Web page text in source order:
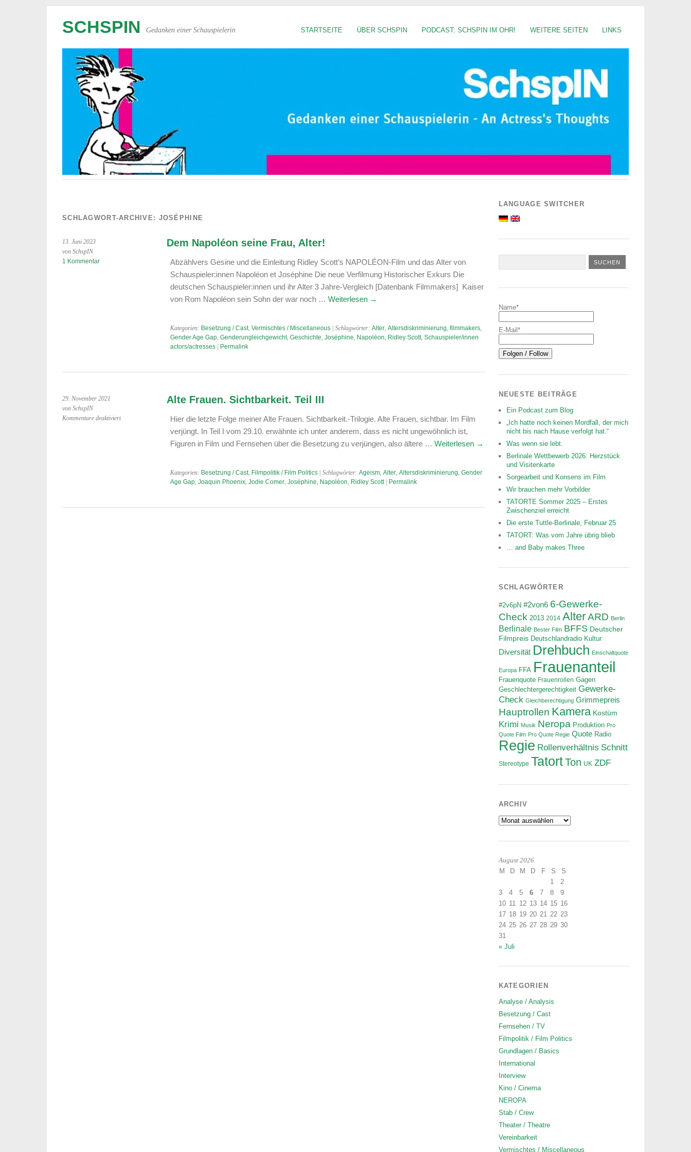
STARTSEITE ÜBER SCHSPIN PODCAST: SCHSPIN IM OHR! WEITERE SEITEN LINKS
SCHSPIN Gedanken einer Schauspielerin
SCHLAGWORT-ARCHIVE: JOSÉPHINE
13. Juni 2023
von SchspIN
1 Kommentar
Dem Napoléon seine Frau, Alter!
Abzählvers Gesine und die Einleitung Ridley Scott’s NAPOLÉON-Film und das Alter von
Schauspieler:innen Napoléon et Joséphine Die neue Verfilmung Historischer Exkurs Die
deutschen Schauspieler:innen und ihr Alter 3 Jahre-Vergleich [Datenbank Filmmakers] Kaiser
von Rom Napoléon sein Sohn der war noch … Weiterlesen →
Kategorien: Besetzung / Cast, Vermischtes / Miscellaneous| Schlagwörter: Alter, Altersdiskriminierung, filmmakers,
Gender Age Gap, Genderungleichgewicht, Geschichte, Joséphine, Napoléon, Ridley Scott, Schauspieler/innen
actors/actresses| Permalink
29. November 2021
von SchspIN
Kommentare deaktiviertfür
Alte Frauen. Sichtbarkeit. Teil III
Hier die letzte Folge meiner Alte Frauen. Sichtbarkeit.-Trilogie. Alte Frauen, sichtbar. Im Film
verjüngt. In Teil I vom 29.10. erwähnte ich unter anderem, dass es nicht ungewöhnlich ist,
Figuren in Film und Fernsehen über die Besetzung zu verjüngen, also ältere … Weiterlesen →
Kategorien: Besetzung / Cast, Filmpolitik / Film Politics| Schlagwörter: Ageism, Alter, Altersdiskriminierung, Gender
Age Gap, Joaquin Phoenix, Jodie Comer, Joséphine, Napoléon, Ridley Scott| Permalink
LANGUAGE SWITCHER
Name*
E-Mail*
NEUESTE BEITRÄGE
Ein Podcast zum Blog
„Ich hatte noch keinen Mordfall, der mich
nicht bis nach Hause verfolgt hat.“
Was wenn sie lebt.
Berlinale Wettbewerb 2026: Herzstück
und Visitenkarte
Sorgearbeit und Konsens im Film
Wir brauchen mehr Vorbilder
TATORTE Sommer 2025 – Erstes
Zwischenziel erreicht
Die erste Tuttle-Berlinale, Februar 25
TATORT: Was vom Jahre übrig blieb
… and Baby makes Three
SCHLAGWÖRTER
#2v6pN #2von6 6-Gewerke-
Check 2013 2014 Alter ARD Berlin
Berlinale Bester Film BFFS Deutscher
Filmpreis Deutschlandradio Kultur
Diversität Drehbuch Einschaltquote
Europa FFA Frauenanteil
Frauenquote Frauenrollen Gagen
Geschlechtergerechtigkeit Gewerke-
Check Gleichberechtigung Grimmepreis
Hauptrollen Kamera Kostüm
Krimi Musik Neropa Produktion Pro
Quote Film Pro Quote Regie Quote Radio
Regie Rollenverhältnis Schnitt
Stereotype Tatort Ton UK ZDF
ARCHIV
Archiv
August 2026
M D M D F S
S
1
2
3
4 5 6 7 8
9
10 11 12 13 14 15 16
17 18 19 20 21 22 23
24 25 26 27 28 29 30
31
« Juli
KATEGORIEN
Analyse / Analysis
Besetzung / Cast
Fernsehen / TV
Filmpolitik / Film Politics
Grundlagen / Basics
International
Interview
Kino / Cinema
NEROPA
Stab / Crew
Theater / Theatre
Vereinbarkeit
Vermischtes / Miscellaneous